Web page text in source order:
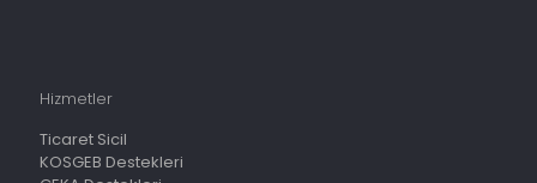
Hizmetler
Ticaret Sicil
KOSGEB Destekleri